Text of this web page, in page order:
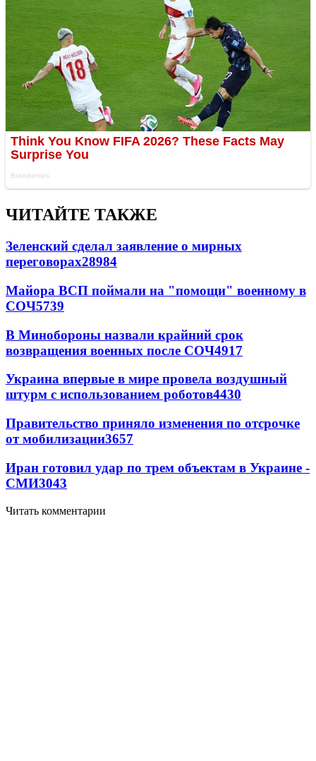
ЧИТАЙТЕ ТАКЖЕ
Зеленский сделал заявление о мирных
переговорах28984
Майора ВСП поймали на "помощи" военному в
СОЧ5739
В Минобороны назвали крайний срок
возвращения военных после СОЧ4917
Украина впервые в мире провела воздушный
штурм с использованием роботов4430
Правительство приняло изменения по отсрочке
от мобилизации3657
Иран готовил удар по трем объектам в Украине -
СМИ3043
Читать комментарии